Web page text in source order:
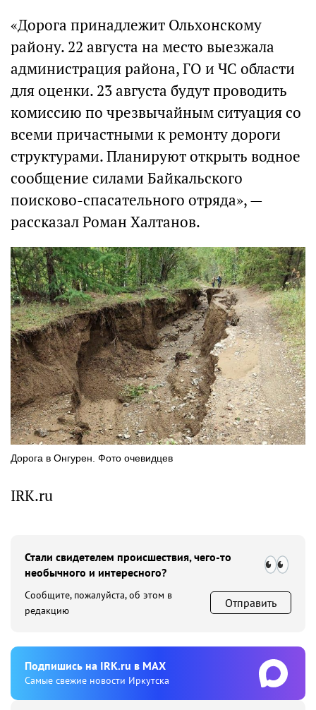
«Дорога принадлежит Ольхонскому
району. 22 августа на место выезжала
администрация района, ГО и ЧС области
для оценки. 23 августа будут проводить
комиссию по чрезвычайным ситуация со
всеми причастными к ремонту дороги
структурами. Планируют открыть водное
сообщение силами Байкальского
поисково-спасательного отряда», —
рассказал Роман Халтанов.
Дорога в Онгурен. Фото очевидцев
IRK.ru
Стали свидетелем происшествия, чего-то
необычного и интересного?
Сообщите, пожалуйста, об этом в
редакцию
Отправить
Подпишиcь на IRK.ru в MAX
Cамые свежие новости Иркутска